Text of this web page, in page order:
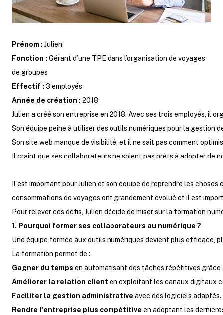
Prénom : Julien
Fonction : Gérant d’une TPE dans l’organisation de voyages
de groupes
Effectif : 3 employés
Année de création : 2018
Julien a créé son entreprise en 2018. Avec ses trois employés, il
Son équipe peine à utiliser des outils numériques pour la gestion
Son site web manque de visibilité, et il ne sait pas comment
Il craint que ses collaborateurs ne soient pas prêts à adopter de
Il est important pour Julien et son équipe de reprendre les
consommations de voyages ont grandement évolué et il est
Pour relever ces défis, Julien décide de miser sur la formation
1. Pourquoi former ses collaborateurs au numérique ?
Une équipe formée aux outils numériques devient plus efficace,
La formation permet de :
Gagner du temps en automatisant des tâches répétitives grâce
Améliorer la relation client en exploitant les canaux digitaux
Faciliter la gestion administrative avec des logiciels adaptés.
Rendre l’entreprise plus compétitive en adoptant les